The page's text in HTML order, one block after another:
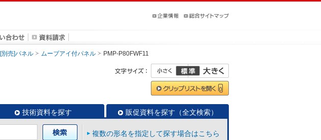
[別売]パネル ムーブアイ付パネル PMP-P80FWF11
技術資料を探す 販促資料を探す（全文検索）
複数の形名を指定して探す場合はこちら